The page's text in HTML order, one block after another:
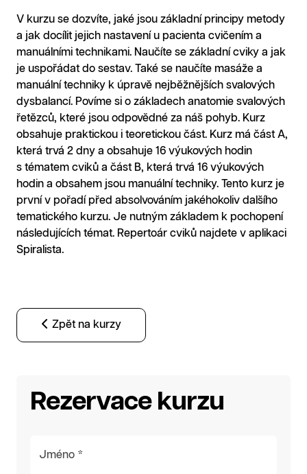
V kurzu se dozvíte, jaké jsou základní principy metody
a jak docílit jejich nastavení u pacienta cvičením a
manuálními technikami. Naučíte se základní cviky a jak
je uspořádat do sestav. Také se naučíte masáže a
manuální techniky k úpravě nejběžnějších svalových
dysbalancí. Povíme si o základech anatomie svalových
řetězců, které jsou odpovědné za náš pohyb. Kurz
obsahuje praktickou i teoretickou část. Kurz má část A,
která trvá 2 dny a obsahuje 16 výukových hodin
s tématem cviků a část B, která trvá 16 výukových
hodin a obsahem jsou manuální techniky. Tento kurz je
první v pořadí před absolvováním jakéhokoliv dalšího
tematického kurzu. Je nutným základem k pochopení
následujících témat. Repertoár cviků najdete v aplikaci
Spiralista.
Zpět na kurzy
Rezervace kurzu
Jméno *